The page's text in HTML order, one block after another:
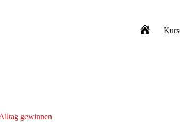
Zen-
gewinnen